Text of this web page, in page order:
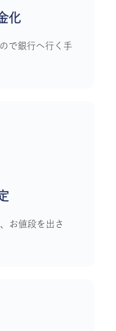
化
で銀行へ行く手
お値段を出さ